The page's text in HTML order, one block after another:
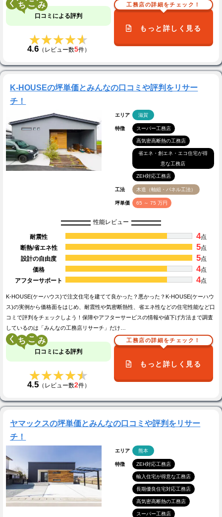
く こ
口コミによる評判
★★★★★
★★★★★
4.6（レビュー数5件）
工務店の詳細をチェック！
もっと詳しく見る
K-HOUSEの坪単価とみんなの口コミや評判をリサー
チ！
エリア 滋賀
特徴 スーパー工務店
高気密高断熱の工務店
省エネ・創エネ・エコ住宅が得
意な工務店
ZEH対応工務店
工法 木造（軸組・パネル工法）
坪単価 65 ～ 75 万円
性能レビュー
耐震性 4点
断熱/省エネ性
5点
設計の自由度
5点
価格
4点
アフターサポート
4点
K-HOUSE(ケーハウス)で注文住宅を建てて良かった？悪かった？K-HOUSE(ケーハウ
ス)の実例から価格面をはじめ、耐震性や気密断熱性、省エネ性などの住宅性能など口
コミで評判をチェックしよう！保障やアフターサービスの情報や値下げ方法まで調査
しているのは「みんなの工務店リサーチ」だけ…
く こ
口コミによる評判
★★★★★
★★★★★
4.5（レビュー数2件）
工務店の詳細をチェック！
もっと詳しく見る
ヤマックスの坪単価とみんなの口コミや評判をリサー
チ！
エリア 熊本
特徴 ZEH対応工務店
輸入住宅が得意な工務店
長期優良住宅対応工務店
高気密高断熱の工務店
スーパー工務店